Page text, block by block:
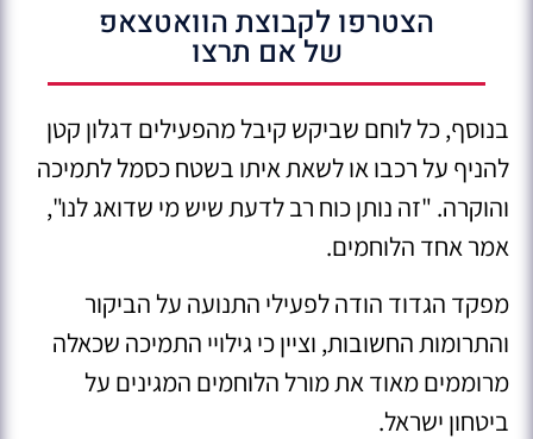
הצטרפו לקבוצת הוואטצאפ
של אם תרצו
בנוסף, כל לוחם שביקש קיבל מהפעילים דגלון קטן
להניף על רכבו או לשאת איתו בשטח כסמל לתמיכה
והוקרה. "זה נותן כוח רב לדעת שיש מי שדואג לנו",
אמר אחד הלוחמים.
מפקד הגדוד הודה לפעילי התנועה על הביקור
והתרומות החשובות, וציין כי גילויי התמיכה שכאלה
מרוממים מאוד את מורל הלוחמים המגינים על
ביטחון ישראל.